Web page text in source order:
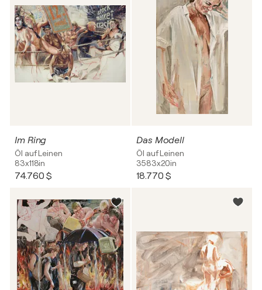
Im Ring
Öl auf Leinen
83x118in
74.760 $
Das Modell
Öl auf Leinen
3583x20in
18.770 $